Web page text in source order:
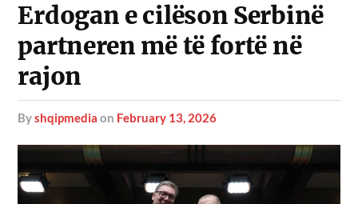
Erdogan e cilëson Serbinë
partneren më të fortë në
rajon
byshqipmedia on February 13, 2026